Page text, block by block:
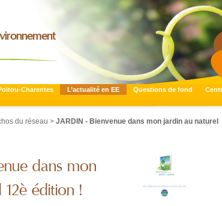
Charentes L’actualité en EE Questions de fond
du réseau > JARDIN - Bienvenue dans mon jardin au naturel
dans mon
édition !